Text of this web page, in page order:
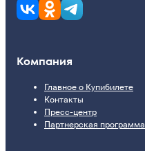
Компания
Главное о Купибилете
Контакты
Пресс-центр
Партнерская программа